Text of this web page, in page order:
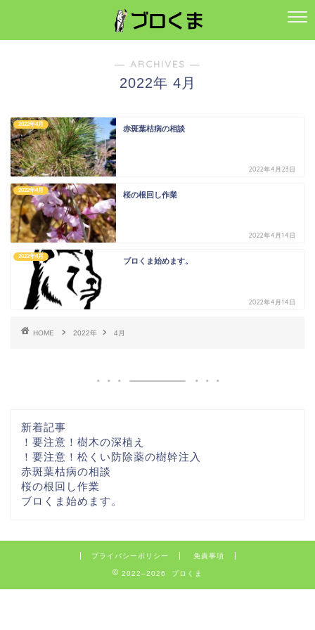
― ARCHIVES ―
2022年 4月
2022年4月
赤斑葉枯病の相談
2022年4月23日
2022年4月
桜の根回し作業
2022年4月14日
2022年4月
ブロくま始めます。
2022年4月14日
HOME 2022年 4月
新着記事
！要注意！樹木の深植え
！要注意！松くい防除薬の樹幹注入
赤斑葉枯病の相談
桜の根回し作業
ブロくま始めます。
プライバシーポリシー 免責事項
2022–2026 ブロくま